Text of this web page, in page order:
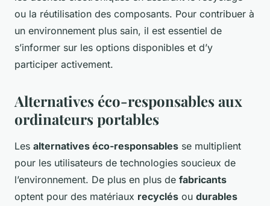
ou la réutilisation des composants. Pour contribuer à
un environnement plus sain, il est essentiel de
s’informer sur les options disponibles et d’y
participer activement.
Alternatives éco-responsables aux
ordinateurs portables
Les alternatives éco-responsables se multiplient
pour les utilisateurs de technologies soucieux de
l’environnement. De plus en plus de fabricants
optent pour des matériaux recyclés ou durables